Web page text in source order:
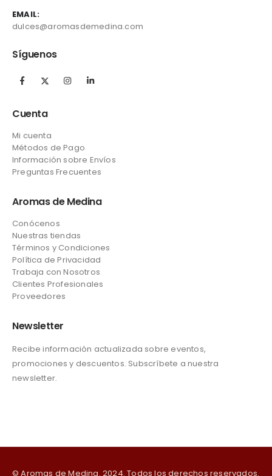
EMAIL:
dulces@aromasdemedina.com
Síguenos
Cuenta
Mi cuenta
Métodos de Pago
Información sobre Envíos
Preguntas Frecuentes
Aromas de Medina
Conócenos
Nuestras tiendas
Términos y Condiciones
Política de Privacidad
Trabaja con Nosotros
Clientes Profesionales
Proveedores
Newsletter
Recibe información actualizada sobre eventos,
promociones y descuentos. Subscríbete a nuestra
newsletter.
© Aromas de Medina. 2024. Todos los derechos reservados.